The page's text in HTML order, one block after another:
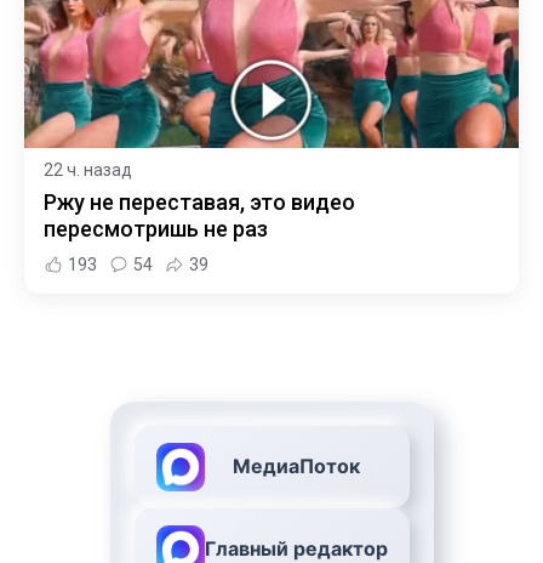
22 ч. назад
Ржу не переставая, это видео
пересмотришь не раз
193 54 39
МедиаПоток
Главный редактор